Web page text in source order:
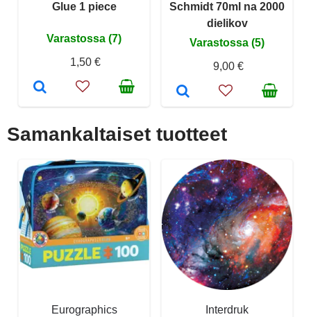
Glue 1 piece
Varastossa (7)
1,50 €
Schmidt 70ml na 2000
dielikov
Varastossa (5)
9,00 €
Samankaltaiset tuotteet
Eurographics
Interdruk